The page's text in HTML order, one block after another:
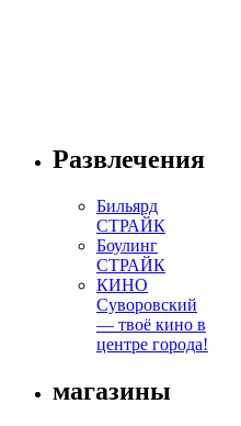
Развлечения
Бильярд
СТРАЙК
Боулинг
СТРАЙК
КИНО
Суворовский
— твоё кино в
центре города!
магазины